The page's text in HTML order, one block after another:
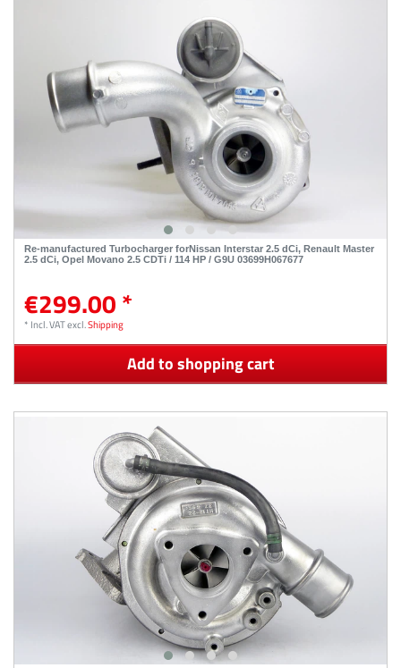
Re-manufactured Turbocharger forNissan Interstar 2.5 dCi, Renault Master
2.5 dCi, Opel Movano 2.5 CDTi / 114 HP / G9U 03699H067677
€299.00 *
* Incl. VATexcl.Shipping
Add to shopping cart